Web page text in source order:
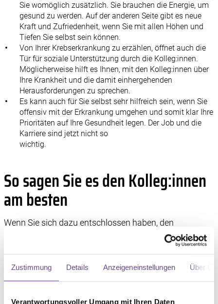
Zustimmung Details Anzeigeneinstellungen Über
Verantwortungsvoller Umgang mit Ihren Daten
Sie womöglich zusätzlich. Sie brauchen die Energie, um
gesund zu werden. Auf der anderen Seite gibt es neue
Kraft und Zufriedenheit, wenn Sie mit allen Höhen und
Tiefen Sie selbst sein können.
Von Ihrer Krebserkrankung zu erzählen, öffnet auch die
Tür für soziale Unterstützung durch die Kolleg:innen.
Möglicherweise hilft es Ihnen, mit den Kolleg:innen über
Ihre Krankheit und die damit einhergehenden
Herausforderungen zu sprechen.
Es kann auch für Sie selbst sehr hilfreich sein, wenn Sie
offensiv mit der Erkrankung umgehen und somit klar Ihre
Prioritäten auf Ihre Gesundheit legen. Der Job und die
Karriere sind jetzt nicht so
wichtig.
So sagen Sie es den Kolleg:innen
am besten
Wenn Sie sich dazu entschlossen haben, den
Kolleg:innen von Ihrer Krebserkrankung zu erzählen,
überlegen Sie sich im nächsten Schritt, in welchem
Rahmen dieses Gespräch stattfinden soll.
Bei einem Thema, das möglicherweise eine Reihe
unterschiedlicher und vielleicht auch emotionaler